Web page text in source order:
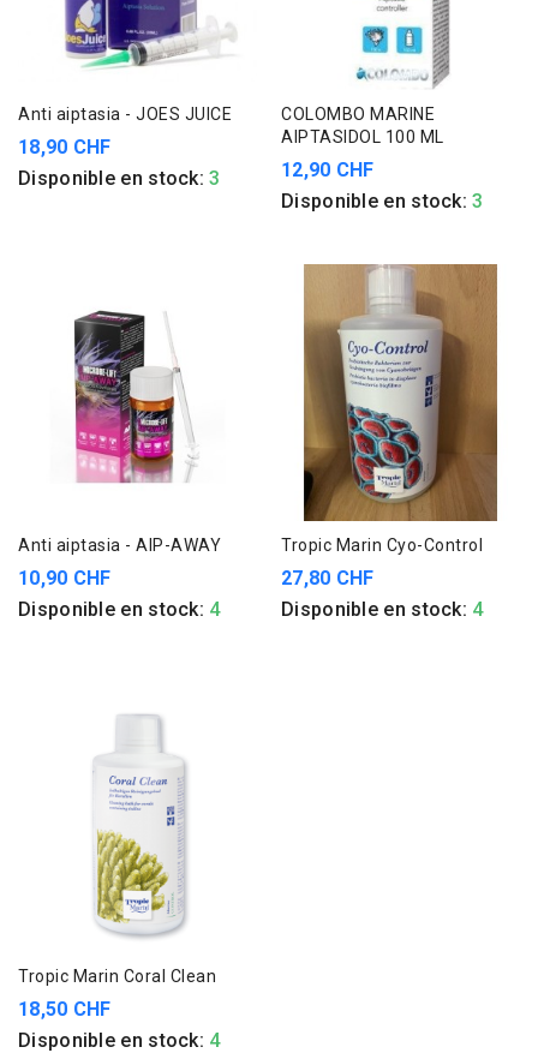
Anti aiptasia - JOES JUICE
18,90 CHF
Disponible en stock: 3
COLOMBO MARINE
AIPTASIDOL 100 ML
12,90 CHF
Disponible en stock: 3
Anti aiptasia - AIP-AWAY
10,90 CHF
Disponible en stock: 4
Tropic Marin Cyo-Control
27,80 CHF
Disponible en stock: 4
Tropic Marin Coral Clean
18,50 CHF
Disponible en stock: 4